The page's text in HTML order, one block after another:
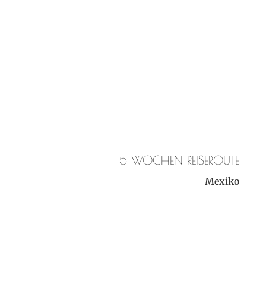
5 WOCHEN REISEROUTE
Mexiko